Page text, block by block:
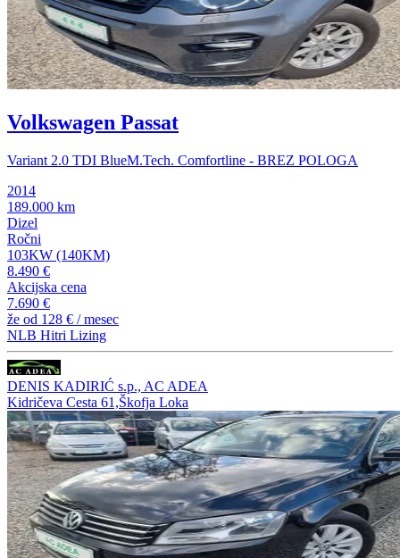
Volkswagen Passat
Variant 2.0 TDI BlueM.Tech. Comfortline - BREZ POLOGA
2014
189.000 km
Dizel
Ročni
103KW (140KM)
8.490 €
Akcijska cena
7.690 €
že od 128 € / mesec
NLB Hitri Lizing
DENIS KADIRIĆ s.p., AC ADEA
Kidričeva Cesta 61,Škofja Loka